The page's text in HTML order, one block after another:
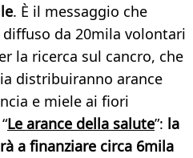
. È il messaggio che
diffuso da 20mila volontari
la ricerca sul cancro, che
distribuiranno arance
e miele ai fiori
Le arance della salute”: la
a finanziare circa 6mila